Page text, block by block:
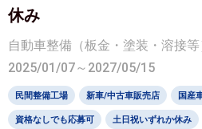
休み
自動車整備（板金・塗装・溶接等
2025/01/07～2027/05/15
民間整備工場 新車/中古車販売店 国産
資格なしでも応募可 土日祝いずれか休み